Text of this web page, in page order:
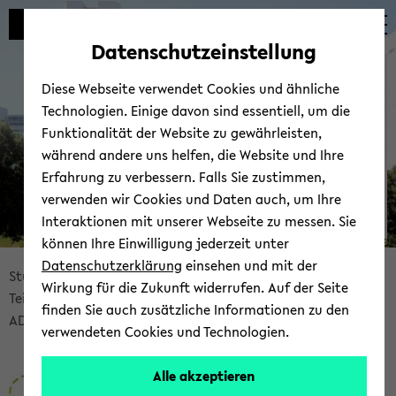
Automatische
vermeiden
zum
wechseln
zum
wechseln
zum
wechseln
Bread­
crumb
über­
sprin­
und
Stu­die­ren­den­por­tal
Teil­ha­be­un­ter­stüt­zung im Stu­di­um
ADHS-​Vernetzungsgruppe
© Uni­ver­si­tät Bie­le­feld
Datenschutzeinstellung
Diese Webseite verwendet Cookies und ähnliche
Technologien. Einige davon sind essentiell, um die
Funktionalität der Website zu gewährleisten,
während andere uns helfen, die Website und Ihre
Erfahrung zu verbessern. Falls Sie zustimmen,
verwenden wir Cookies und Daten auch, um Ihre
Interaktionen mit unserer Webseite zu messen. Sie
können Ihre Einwilligung jederzeit unter
Datenschutzerklärung einsehen und mit der
Wirkung für die Zukunft widerrufen. Auf der Seite
finden Sie auch zusätzliche Informationen zu den
verwendeten Cookies und Technologien.
Alle akzeptieren